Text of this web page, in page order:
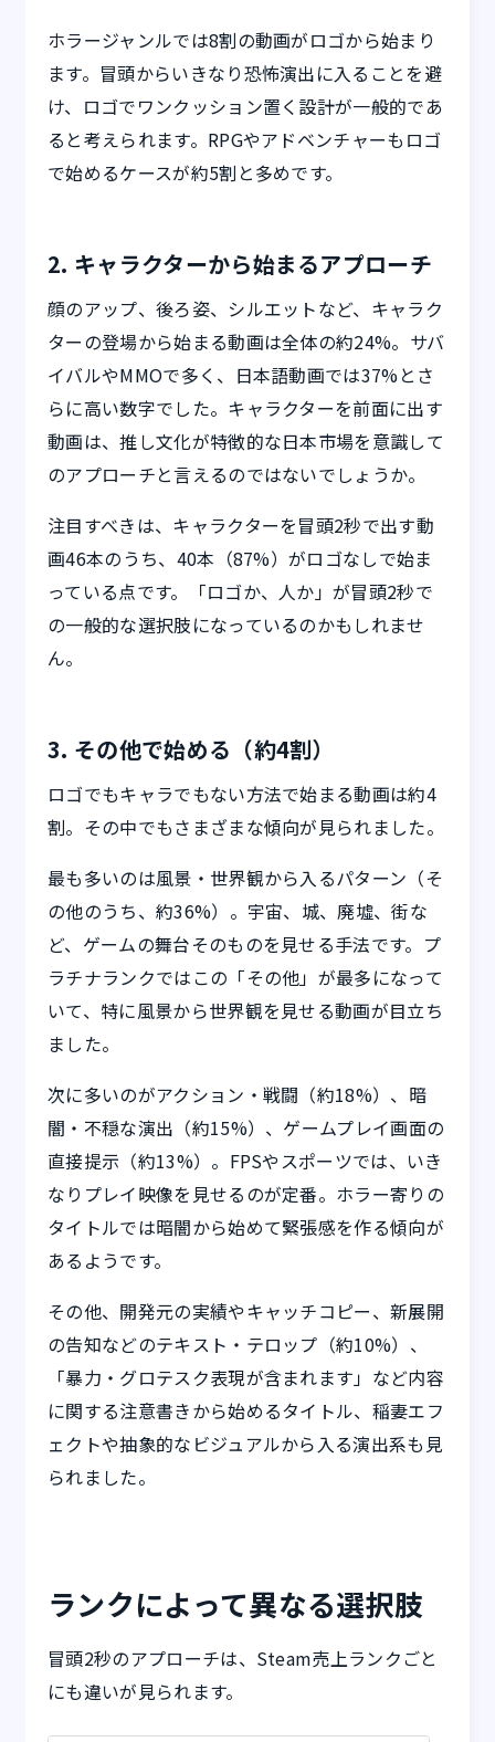
ホラージャンルでは8割の動画がロゴから始まり
ます。冒頭からいきなり恐怖演出に入ることを避
け、ロゴでワンクッション置く設計が一般的であ
ると考えられます。RPGやアドベンチャーもロゴ
で始めるケースが約5割と多めです。
2. キャラクターから始まるアプローチ
顔のアップ、後ろ姿、シルエットなど、キャラク
ターの登場から始まる動画は全体の約24%。サバ
イバルやMMOで多く、日本語動画では37%とさ
らに高い数字でした。キャラクターを前面に出す
動画は、推し文化が特徴的な日本市場を意識して
のアプローチと言えるのではないでしょうか。
注目すべきは、キャラクターを冒頭2秒で出す動
画46本のうち、40本（87%）がロゴなしで始ま
っている点です。「ロゴか、人か」が冒頭2秒で
の一般的な選択肢になっているのかもしれませ
ん。
3. その他で始める（約4割）
ロゴでもキャラでもない方法で始まる動画は約4
割。その中でもさまざまな傾向が見られました。
最も多いのは風景・世界観から入るパターン（そ
の他のうち、約36%）。宇宙、城、廃墟、街な
ど、ゲームの舞台そのものを見せる手法です。プ
ラチナランクではこの「その他」が最多になって
いて、特に風景から世界観を見せる動画が目立ち
ました。
次に多いのがアクション・戦闘（約18%）、暗
闇・不穏な演出（約15%）、ゲームプレイ画面の
直接提示（約13%）。FPSやスポーツでは、いき
なりプレイ映像を見せるのが定番。ホラー寄りの
タイトルでは暗闇から始めて緊張感を作る傾向が
あるようです。
その他、開発元の実績やキャッチコピー、新展開
の告知などのテキスト・テロップ（約10%）、
「暴力・グロテスク表現が含まれます」など内容
に関する注意書きから始めるタイトル、稲妻エフ
ェクトや抽象的なビジュアルから入る演出系も見
られました。
ランクによって異なる選択肢
冒頭2秒のアプローチは、Steam売上ランクごと
にも違いが見られます。